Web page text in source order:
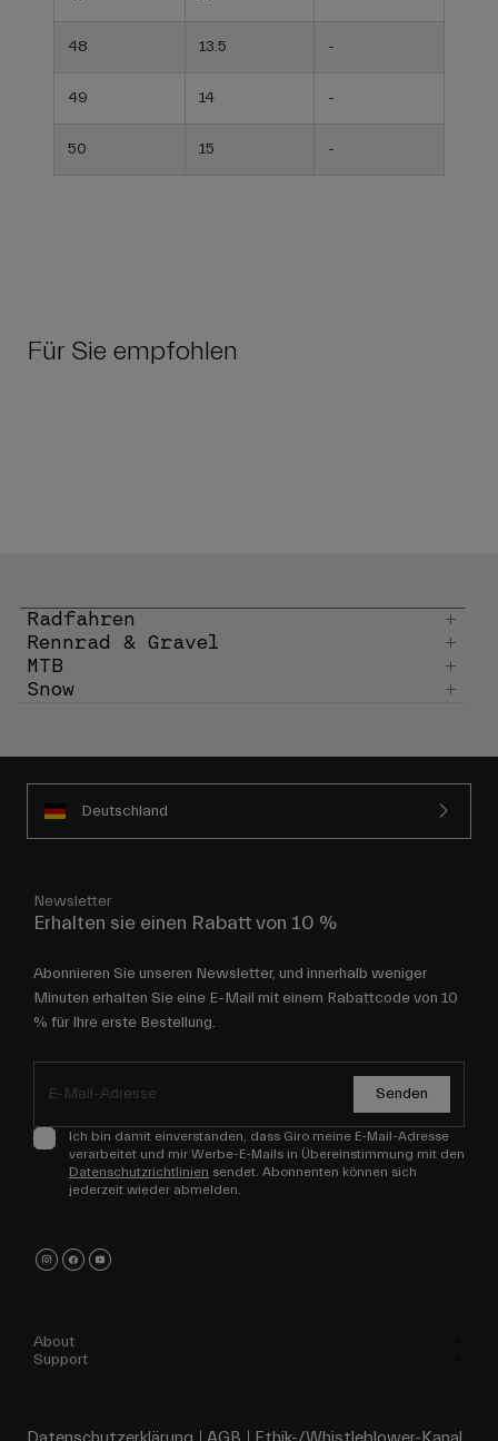
48 13.5 -
49 14 -
50 15 -
Für Sie empfohlen
Radfahren
Rennrad & Gravel
MTB
Snow
Deutschland
Newsletter
Erhalten sie einen Rabatt von 10 %
Abonnieren Sie unseren Newsletter, und innerhalb weniger
Minuten erhalten Sie eine E-Mail mit einem Rabattcode von 10
% für Ihre erste Bestellung.
Senden
Ich bin damit einverstanden, dass Giro meine E-Mail-Adresse
verarbeitet und mir Werbe-E-Mails in Übereinstimmung mit den
Datenschutzrichtlinien sendet. Abonnenten können sich
jederzeit wieder abmelden.
About
Support